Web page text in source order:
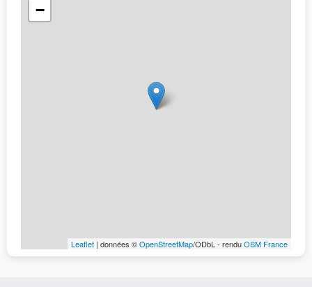
−
Leaflet | données ©OpenStreetMap/ODbL - renduOSM France